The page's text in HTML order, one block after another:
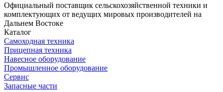
Официальный поставщик сельскохозяйственной техники и
комплектующих от ведущих мировых производителей на
Дальнем Востоке
Каталог
Самоходная техника
Прицепная техника
Навесное оборудование
Промышленное оборудование
Сервис
Запасные части